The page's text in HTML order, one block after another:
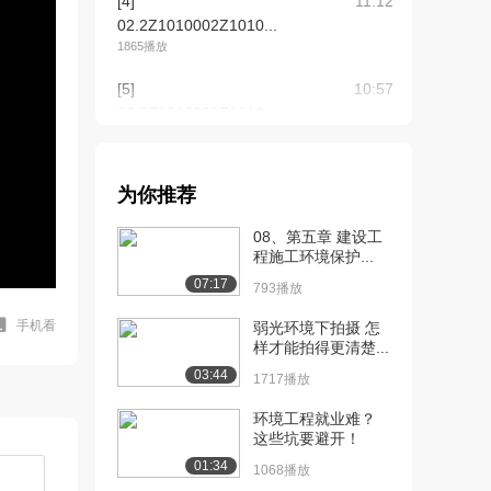
手机看
02.2Z1010002Z1010...
1865播放
[5]
10:57
03.2Z1010002Z1010...
03.2Z1010002Z1010...
13:25
04.2Z1010002Z1010...
13:57
04.2Z1010002Z1010...
为你推荐
07:17
08、第五章 建设工
程施工环境保护...
793播放
03:44
弱光环境下拍摄 怎
样才能拍得更清楚...
1717播放
01:34
环境工程就业难？
这些坑要避开！
1068播放